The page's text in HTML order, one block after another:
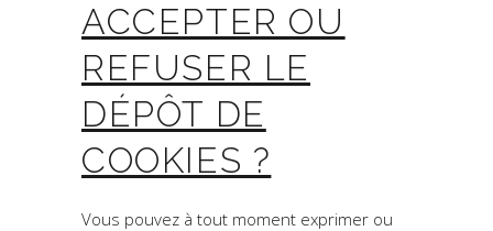
ACCEPTER OU
REFUSER LE
DÉPÔT DE
COOKIES ?
Vous pouvez à tout moment exprimer ou